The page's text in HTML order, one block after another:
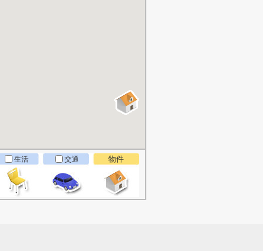
生活 交通 物件